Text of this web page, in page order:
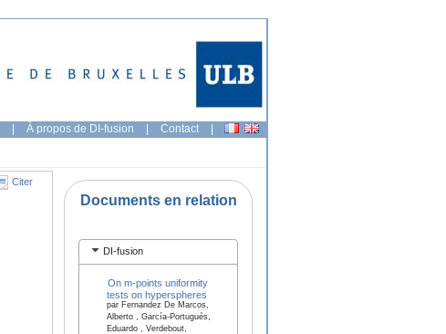
| À propos de DI-fusion | Contact |
Citer
Documents en relation
DI-fusion
On m-points uniformity
tests on hyperspheres
par Fernandez De Marcos,
Alberto , García-Portugués,
Eduardo , Verdebout,